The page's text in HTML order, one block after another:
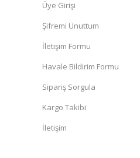
Üye Girişi
Şifremi Unuttum
İletişim Formu
Havale Bildirim Formu
Sipariş Sorgula
Kargo Takibi
İletişim